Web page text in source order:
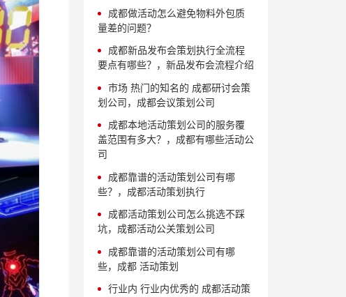
成都做活动怎么避免物料外包质
量差的问题？
成都新品发布会策划执行全流程
要点有哪些？，新品发布会流程介绍
市场 热门的知名的 成都研讨会策
划公司，成都会议策划公司
成都本地活动策划公司的服务覆
盖范围有多大？，成都有哪些活动公
司
成都靠谱的活动策划公司有哪
些？，成都活动策划执行
成都活动策划公司怎么挑选不踩
坑，成都活动公关策划公司
成都靠谱的活动策划公司有哪
些，成都 活动策划
行业内 行业内优秀的 成都活动策